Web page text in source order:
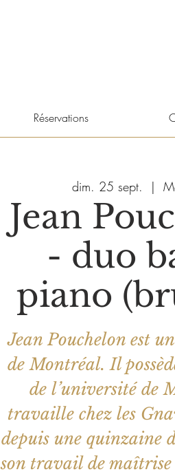
Réservations
dim. 25 sept.
  |
Jean
- duo
piano
Jean Pouchelon est
de Montréal. Il
de l’université de
travaille chez les
depuis une quinzaine
son travail de maîtrise